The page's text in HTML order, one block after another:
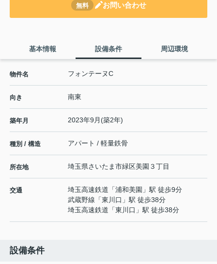
無料 お問い合わせ
基本情報 設備条件 周辺環境
物件名 フォンテーヌC
向き 南東
築年月 2023年9月(築2年)
種別 / 構造 アパート / 軽量鉄骨
所在地 埼玉県さいたま市緑区美園 ３丁目
交通 埼玉高速鉄道 「浦和美園 」駅 徒歩9分
武蔵野線 「東川口 」駅 徒歩38分
埼玉高速鉄道 「東川口 」駅 徒歩38分
設備条件